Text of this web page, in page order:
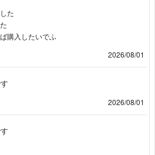
た
購入したいでふ
2026/08/01
2026/08/01